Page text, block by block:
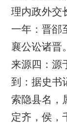
理内政外交
一年：晋郤
襄公讼诸晋。
来源四：源
到：据史书
索隐县名，
定齐，侯，